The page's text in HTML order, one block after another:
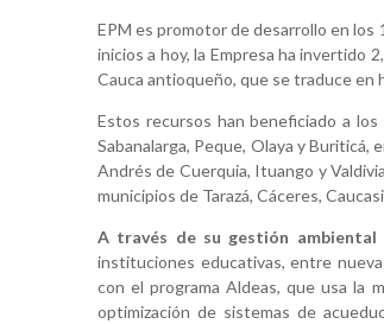
EPM es promotor de desarrollo en
inicios a hoy, la Empresa ha invertido
Cauca antioqueño, que se traduce en
Estos recursos han beneficiado a
Sabanalarga, Peque, Olaya y
Andrés de Cuerquia, Ituango y
municipios de Tarazá, Cáceres,
A través de su gestión ambiental
instituciones educativas, entre
con el programa Aldeas, que usa la
optimización de sistemas de